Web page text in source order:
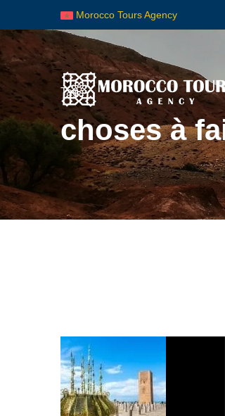
Morocco Tours Agency
Tag
choses à